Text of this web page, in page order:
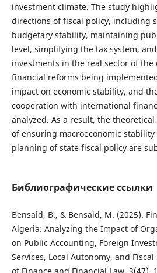
investment climate. The study
directions of fiscal policy, including
budgetary stability, maintaining
level, simplifying the tax system,
investments in the real sector of the
financial reforms being
impact on economic stability, and
cooperation with international
analyzed. As a result, the
of ensuring macroeconomic
planning of state fiscal policy are
Библиографические ссылки
Bensaid, B., & Bensaid, M. (2025).
Algeria: Analyzing the Impact of
on Public Accounting, Foreign
Services, Local Autonomy, and